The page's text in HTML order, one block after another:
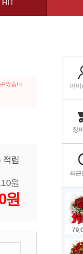
HIT
있습니
적립
원
원